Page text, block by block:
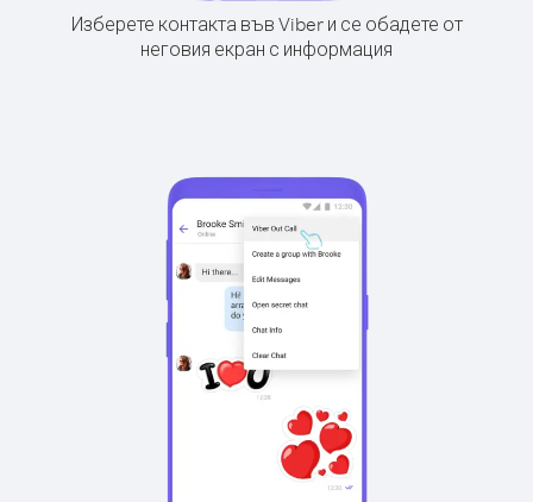
Изберете контакта във Viber и се обадете от
неговия екран с информация